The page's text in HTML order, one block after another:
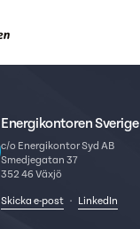
Energikontoren Sverige
c/o Energikontor Syd AB
Smedjegatan 37
352 46 Växjö
Skicka e-post · LinkedIn